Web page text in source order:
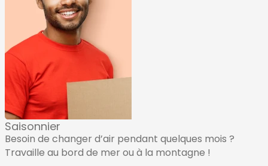
Saisonnier
Besoin de changer d’air pendant quelques mois ?
Travaille au bord de mer ou à la montagne !